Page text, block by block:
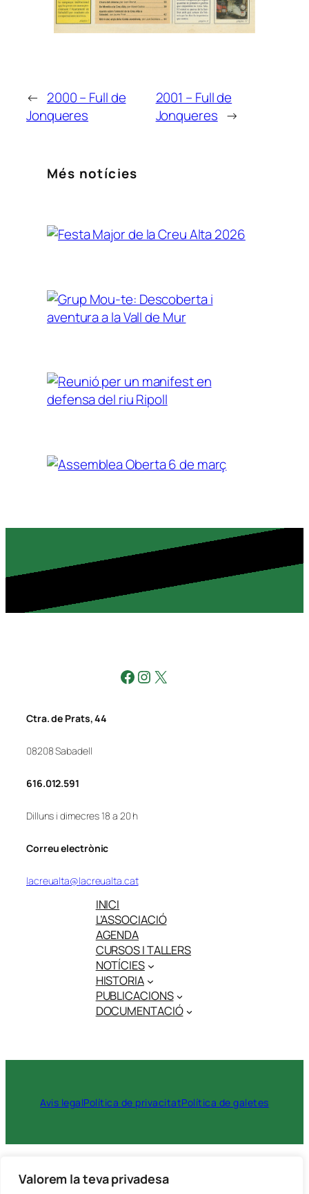
Valorem la teva privadesa
← 2000 – Full de
Jonqueres
2001 – Full de
Jonqueres →
Més notícies
Facebook Instagram X
Ctra. de Prats, 44
08208 Sabadell
616.012.591
Dilluns i dimecres 18 a 20 h
Correu electrònic
lacreualta@lacreualta.cat
INICI
L’ASSOCIACIÓ
AGENDA
CURSOS I TALLERS
NOTÍCIES
HISTORIA
PUBLICACIONS
DOCUMENTACIÓ
Avis legalPolítica de privacitatPolítica de galetes
Cerca